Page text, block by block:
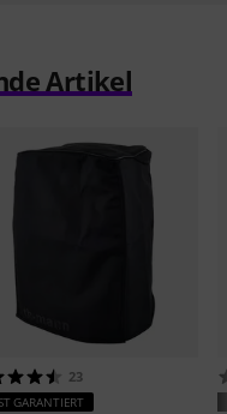
Artikel
23
GARANTIERT